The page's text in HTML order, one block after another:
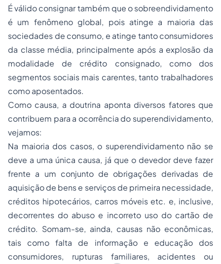
É válido consignar também que o sobreendividamento
é um fenômeno global, pois atinge a maioria das
sociedades de consumo, e atinge tanto consumidores
da classe média, principalmente após a explosão da
modalidade de crédito consignado, como dos
segmentos sociais mais carentes, tanto trabalhadores
como aposentados.
Como causa, a doutrina aponta diversos fatores que
contribuem para a ocorrência do superendividamento,
vejamos:
Na maioria dos casos, o superendividamento não se
deve a uma única causa, já que o devedor deve fazer
frente a um conjunto de obrigações derivadas de
aquisição de bens e serviços de primeira necessidade,
créditos hipotecários, carros móveis etc. e, inclusive,
decorrentes do abuso e incorreto uso do cartão de
crédito. Somam-se, ainda, causas não econômicas,
tais como falta de informação e educação dos
consumidores, rupturas familiares, acidentes ou